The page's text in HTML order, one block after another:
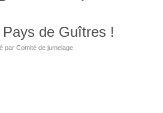
de Guîtres !
par Comité de jumelage